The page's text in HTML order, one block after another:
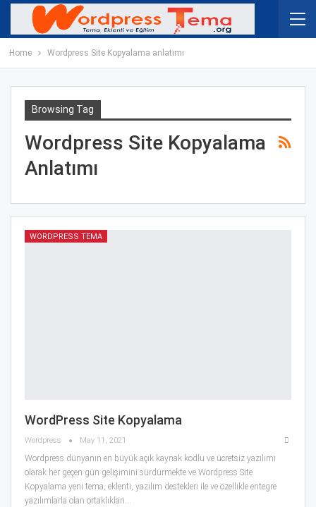
Home Wordpress Site Kopyalama anlatımı
Browsing Tag
Wordpress Site Kopyalama
Anlatımı
WORDPRESS TEMA
WordPress Site Kopyalama
Wordpress May 11, 2021
Wordpress dünyanın en büyük açık kaynak kodlu ve ücretsiz yazılımı
olarak her geçen gün gelişimini sürdürmekte ve Wordpress Site
Kopyalama yeni tema, eklenti, yazılım destekleri ile ve özellikle entegre
yazılımlarla olan ortaklıkları…